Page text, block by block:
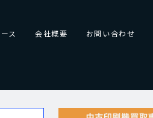
ス 会社概要 お問い合わせ